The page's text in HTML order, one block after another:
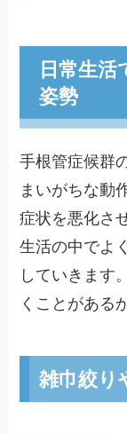
日常生活
姿勢
手根管症候群
まいがちな動
症状を悪化さ
生活の中でよ
していきます
くことがある
雑巾絞り